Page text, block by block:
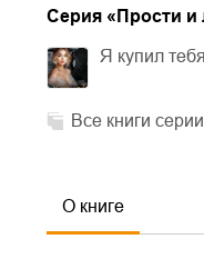
Cерия « Прости
Я купил
Все книги серии
О книге